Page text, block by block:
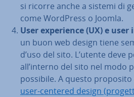
si ricorre anche a sistemi di
come WordPress o Joomla.
User ex­pe­rien­ce (UX) e
un buon web design tiene
d’uso del sito. L’utente deve
all’interno del sito nel modo
possibile. A questo
user-centered design